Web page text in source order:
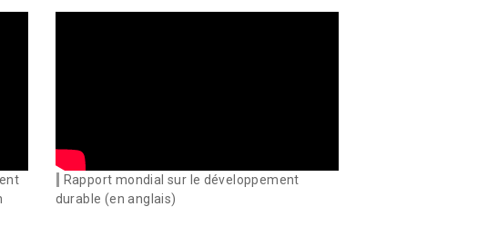
Rapport mondial sur le développement
durable (en anglais)